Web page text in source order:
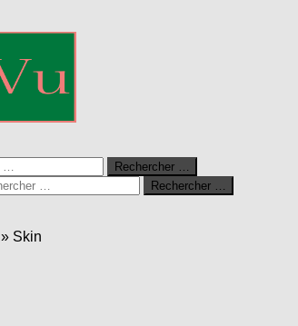
Rechercher …
Rechercher …
» Skin